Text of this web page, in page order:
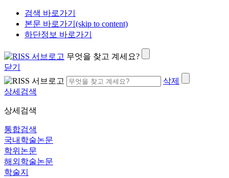
검색 바로가기
본문 바로가기(skip to content)
하단정보 바로가기
무엇을 찾고 계세요?
닫기
삭제
상세검색
상세검색
통합검색
국내학술논문
학위논문
해외학술논문
학술지